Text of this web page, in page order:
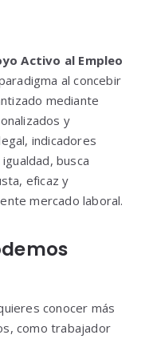
Activo al Empleo
al concebir
mediante
y
indicadores
busca
eficaz y
mercado laboral.
conocer más
como trabajador